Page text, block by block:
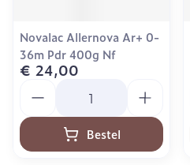
Novalac Allernova Ar+ 0-
36m Pdr 400g Nf
€ 24,00
Bestel